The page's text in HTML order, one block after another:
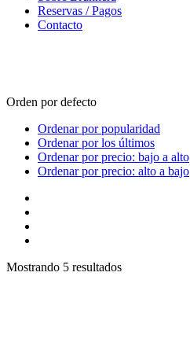
Reservas / Pagos
Contacto
Orden por defecto
Ordenar por popularidad
Ordenar por los últimos
Ordenar por precio: bajo a alto
Ordenar por precio: alto a bajo
Mostrando 5 resultados